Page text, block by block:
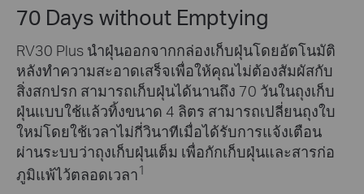
70 Days without Emptying
RV30 Plus นำฝุ่นออกจากกล่องเก็บฝุ่นโดยอัตโนมัติ
หลังทำความสะอาดเสร็จเพื่อให้คุณไม่ต้องสัมผัสกับ
สิ่งสกปรก สามารถเก็บฝุ่นได้นานถึง 70 วันในถุงเก็บ
ฝุ่นแบบใช้แล้วทิ้งขนาด 4 ลิตร สามารถเปลี่ยนถุงใบ
ใหม่โดยใช้เวลาไม่กี่วินาทีเมื่อได้รับการแจ้งเตือน
ผ่านระบบว่าถุงเก็บฝุ่นเต็ม เพื่อกักเก็บฝุ่นและสารก่อ
ภูมิแพ้ไว้ตลอดเวลา1